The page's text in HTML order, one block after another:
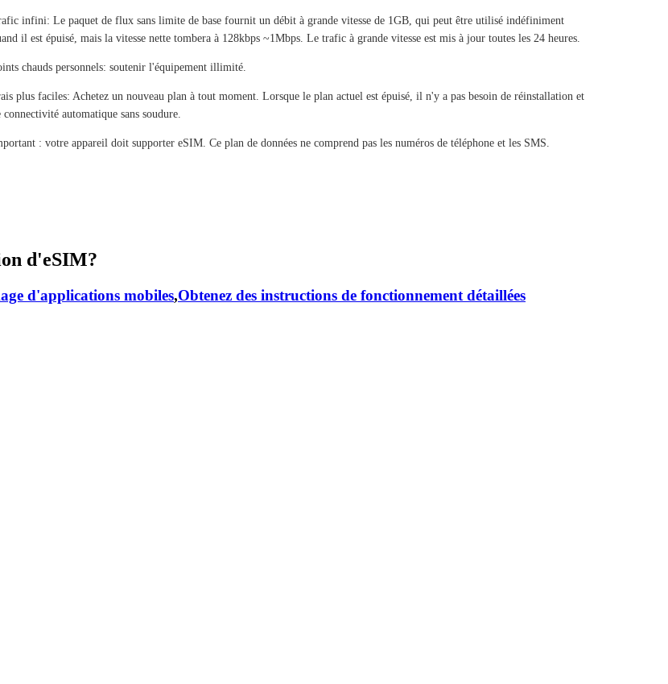
infini: Le paquet de flux sans limite de base fournit un débit à grande vitesse de 1GB, qui peut être utilisé indéfiniment
il est épuisé, mais la vitesse nette tombera à 128kbps ~1Mbps. Le trafic à grande vitesse est mis à jour toutes les 24 heures.
chauds personnels: soutenir l'équipement illimité.
plus faciles: Achetez un nouveau plan à tout moment. Lorsque le plan actuel est épuisé, il n'y a pas besoin de réinstallation et
connectivité automatique sans soudure.
: votre appareil doit supporter eSIM. Ce plan de données ne comprend pas les numéros de téléphone et les SMS.
d'eSIM?
d'applications mobiles,Obtenez des instructions de fonctionnement détaillées